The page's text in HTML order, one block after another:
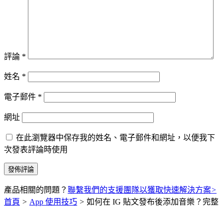
評論 *
姓名 *
電子郵件 *
網址
在此瀏覽器中保存我的姓名、電子郵件和網址，以便我下
次發表評論時使用
產品相關的問題？ 聯繫我們的支援團隊以獲取快速解決方案>
首頁 > App 使用技巧 > 如何在 IG 貼文發布後添加音樂？完整